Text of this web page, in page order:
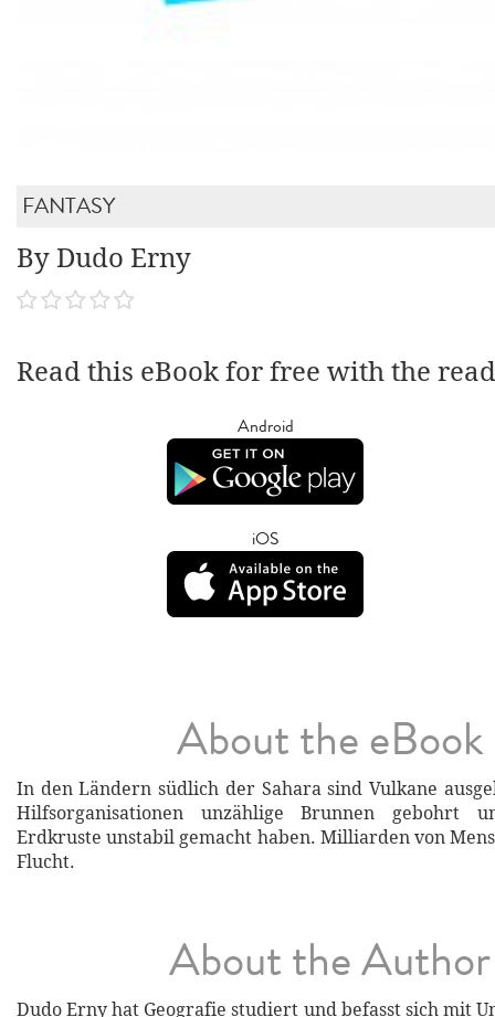
FANTASY
By Dudo Erny
Read this eBook for free with the
Android
iOS
About the eBook
In den Ländern südlich der Sahara sind Vulkane
Hilfsorganisationen unzählige Brunnen gebohrt
Erdkruste unstabil gemacht haben. Milliarden von
Flucht.
About the Author
Dudo Erny hat Geografie studiert und befasst sich mit